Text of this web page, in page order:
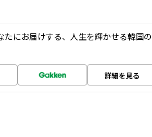
にお届けする、人生を輝かせる韓国の
詳細を見る